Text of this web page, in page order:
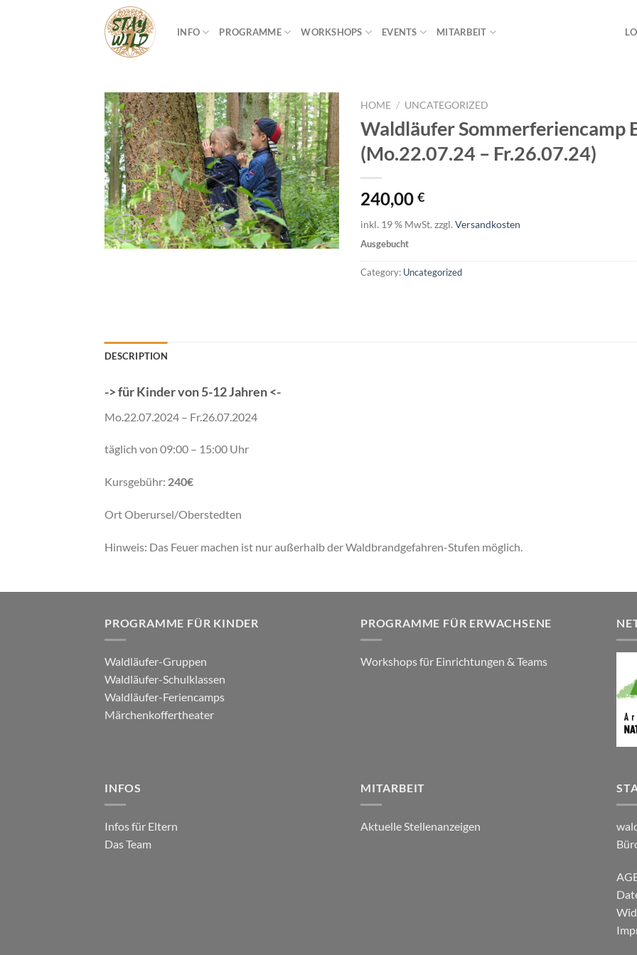
INFO PROGRAMME WORKSHOPS EVENTS MITARBEIT
HOME / UNCATEGORIZED
Waldläufer Sommerferiencamp
(Mo.22.07.24 – Fr.26.07.24)
240,00 €
inkl. 19 % MwSt. zzgl. Versandkosten
Ausgebucht
Category: Uncategorized
DESCRIPTION
-> für Kinder von5-12 Jahren<-
Mo.22.07.2024 – Fr.26.07.2024
täglich von 09:00 – 15:00 Uhr
Kursgebühr: 240€
Ort Oberursel/Oberstedten
Hinweis: Das Feuer machen ist nur außerhalb der Waldbrandgefahren-Stufen möglich.
PROGRAMME FÜR KINDER
Waldläufer-Gruppen
Waldläufer-Schulklassen
Waldläufer-Feriencamps
Märchenkoffertheater
PROGRAMME FÜR ERWACHSENE
Workshops für Einrichtungen & Teams
INFOS
Infos für Eltern
Das Team
MITARBEIT
Aktuelle Stellenanzeigen